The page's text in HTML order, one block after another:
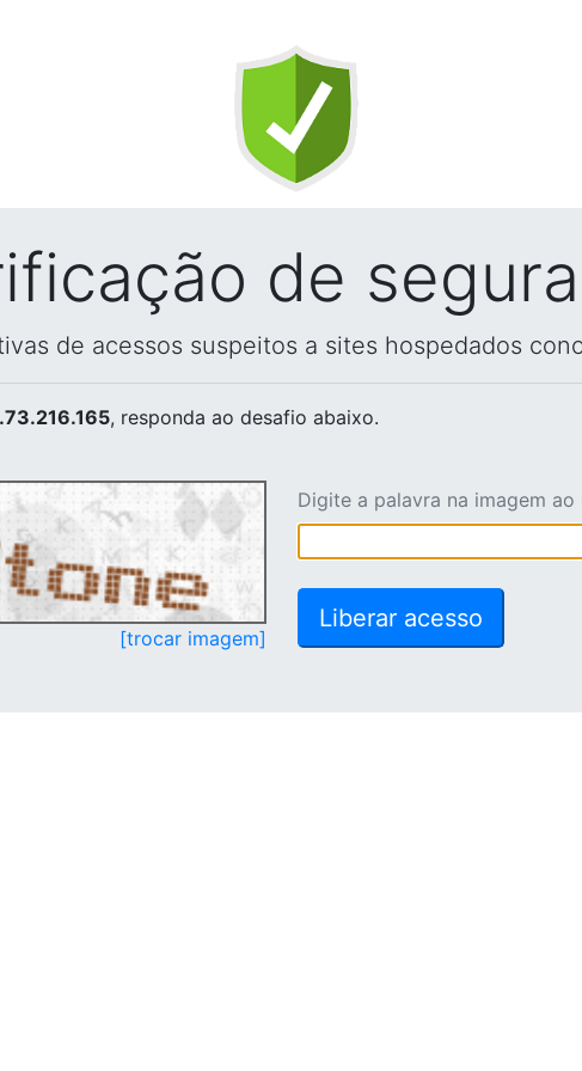
de
de acessos suspeitos a sites hospedados
, responda ao desafio abaixo.
[trocar imagem]
Digite a palavra na imagem